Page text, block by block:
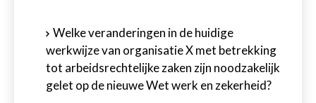
Welke veranderingen in de huidige
werkwijze van organisatie X met betrekking
tot arbeidsrechtelijke zaken zijn noodzakelijk
gelet op de nieuwe Wet werk en zekerheid?